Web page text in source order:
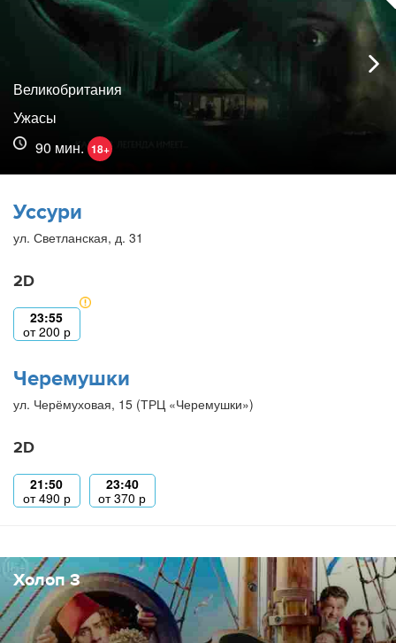
Великобритания
Ужасы
90 мин. 18+
Уссури
ул. Светланская, д. 31
2D
23:55
от200 р
Черемушки
ул. Черёмуховая, 15 (ТРЦ «Черемушки»)
2D
21:50
от490 р
23:40
от370 р
Холоп 3